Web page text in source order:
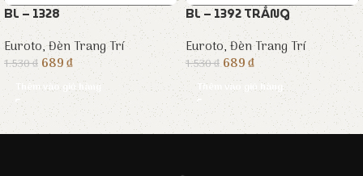
BL – 1328
Euroto,Đèn Trang Trí
1.530₫ 689₫
Thêm vào giỏ hàng
BL – 1392 TRẮNG
Euroto,Đèn Trang Trí
1.530₫ 689₫
Thêm vào giỏ hàng